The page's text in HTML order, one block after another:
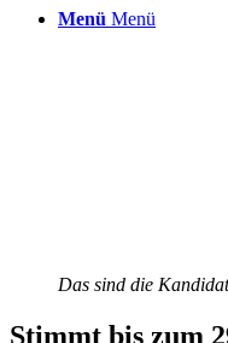
Menü Menü
Das sind die
Stimmt bis zum